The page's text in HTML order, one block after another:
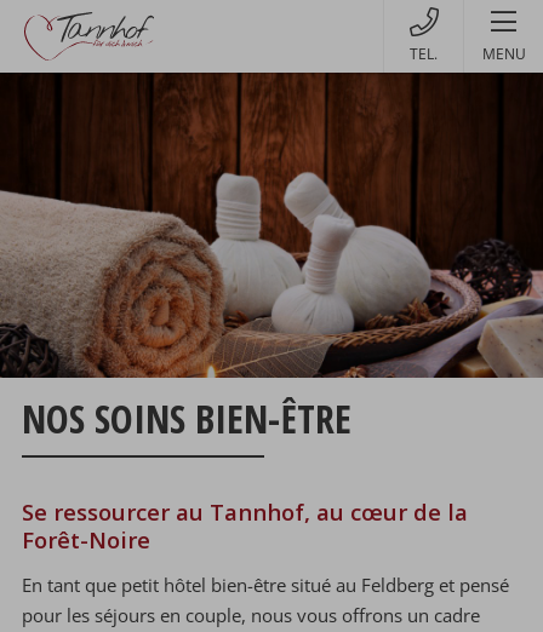
MENU
NOS SOINS BIEN-ÊTRE
Se ressourcer au Tannhof, au cœur de la
Forêt-Noire
En tant que petit hôtel bien-être situé au Feldberg et pensé
pour les séjours en couple, nous vous offrons un cadre